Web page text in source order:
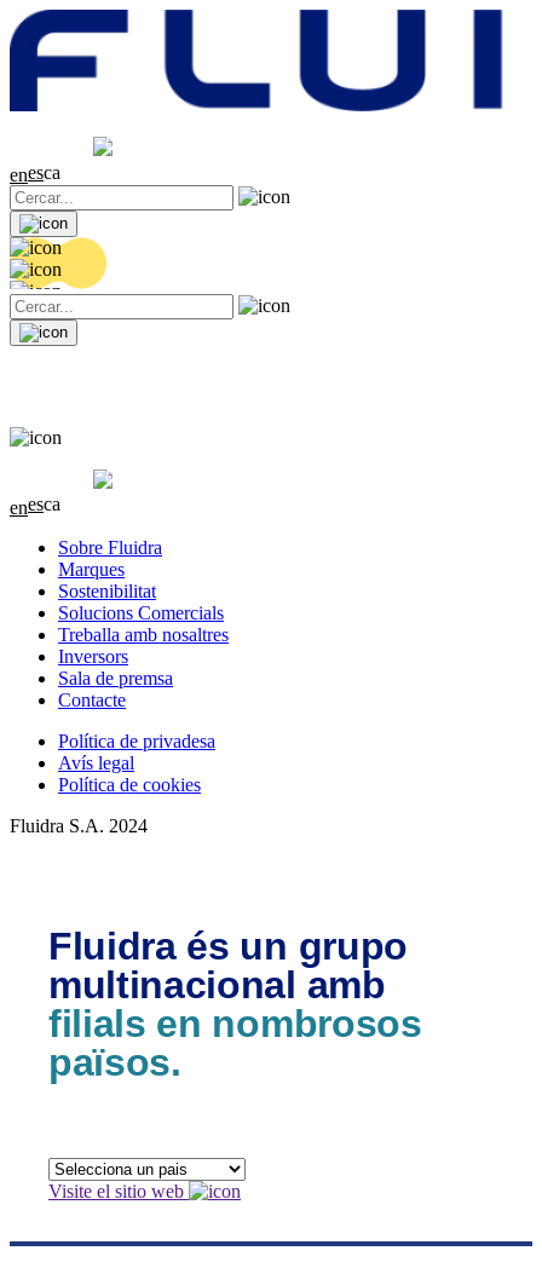
0.04 (+0.2%)
enesca
0.04 (+0.2%)
enesca
Sobre Fluidra
Marques
Sostenibilitat
Solucions Comercials
Treballa amb nosaltres
Inversors
Sala de premsa
Contacte
Política de privadesa
Avís legal
Política de cookies
Fluidra S.A. 2024
Fluidra és un grupo
multinacional amb
filials en nombrosos
països.
Visite el sitio web